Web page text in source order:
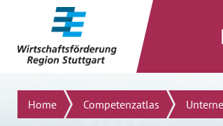
direkt zum Inhalt dieser Seite
direkt zum Menü springen
Home Competenzatlas